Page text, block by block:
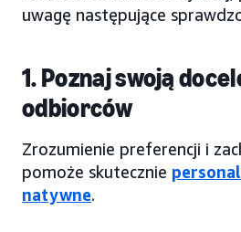
uwagę następujące
1. Poznaj swoją
odbiorców
Zrozumienie preferencji i
pomoże skutecznie
natywne.